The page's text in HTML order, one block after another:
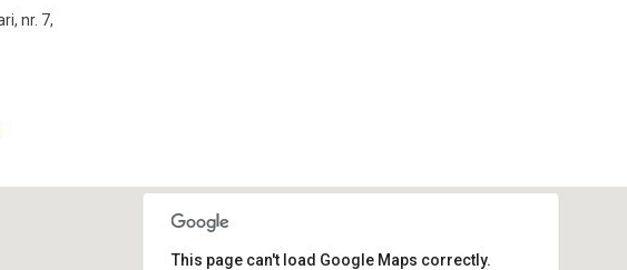
nr. 7,
This page can't load Google Maps correctly.